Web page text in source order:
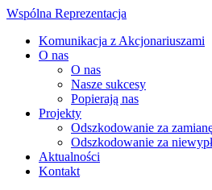
Wspólna Reprezentacja
Komunikacja z Akcjonariuszami
O nas
O nas
Nasze sukcesy
Popierają nas
Projekty
Odszkodowanie za
Odszkodowanie za
Aktualności
Kontakt